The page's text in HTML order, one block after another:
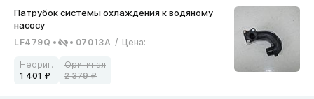
LF479Q 07013A / Цена:
1 401 2 379